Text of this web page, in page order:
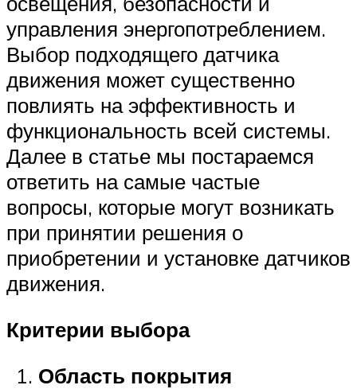
управления энергопотреблением.
Выбор подходящего датчика
движения может существенно
повлиять на эффективность и
функциональность всей системы.
Далее в статье мы постараемся
ответить на самые частые
вопросы, которые могут возникать
при принятии решения о
приобретении и установке датчиков
движения.
Критерии выбора
Область покрытия